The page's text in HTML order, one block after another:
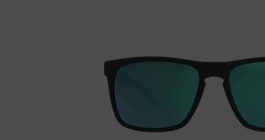
Overige sporten & cadeaubon